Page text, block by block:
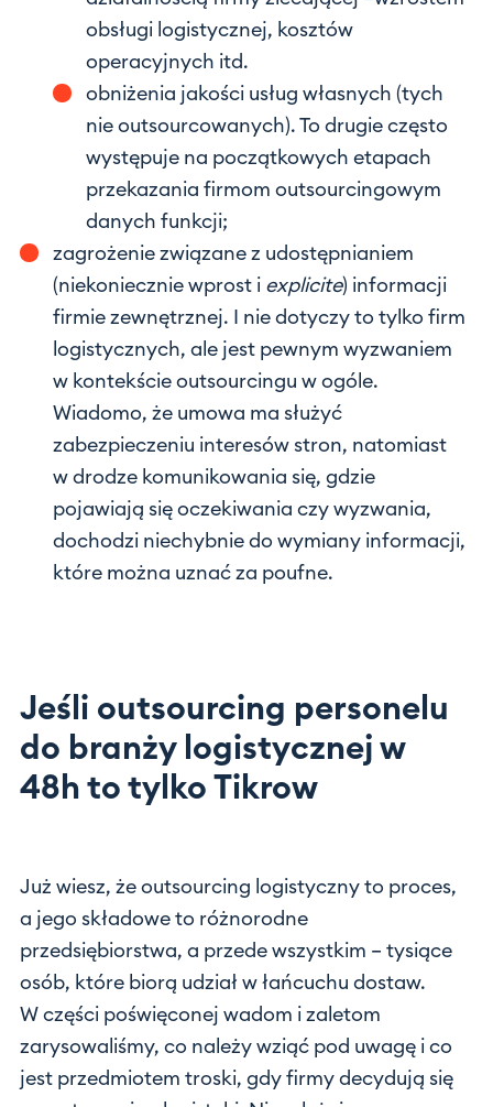
obsługi logistycznej, kosztów
operacyjnych itd.
obniżenia jakości usług własnych (tych
nie outsourcowanych). To drugie często
występuje na początkowych etapach
przekazania firmom outsourcingowym
danych funkcji;
zagrożenie związane z udostępnianiem
(niekoniecznie wprost i explicite) informacji
firmie zewnętrznej. I nie dotyczy to tylko firm
logistycznych, ale jest pewnym wyzwaniem
w kontekście outsourcingu w ogóle.
Wiadomo, że umowa ma służyć
zabezpieczeniu interesów stron, natomiast
w drodze komunikowania się, gdzie
pojawiają się oczekiwania czy wyzwania,
dochodzi niechybnie do wymiany informacji,
które można uznać za poufne.
Jeśli outsourcing personelu
do branży logistycznej w
48h to tylko Tikrow
Już wiesz, że outsourcing logistyczny to proces,
a jego składowe to różnorodne
przedsiębiorstwa, a przede wszystkim – tysiące
osób, które biorą udział w łańcuchu dostaw.
W części poświęconej wadom i zaletom
zarysowaliśmy, co należy wziąć pod uwagę i co
jest przedmiotem troski, gdy firmy decydują się